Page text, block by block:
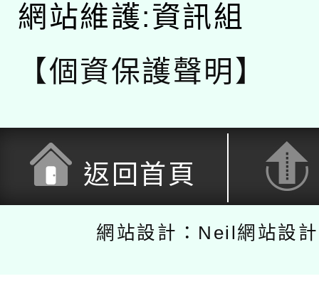
網站維護:資訊組
【個資保護聲明】
返回首頁
網站設計：Neil網站設